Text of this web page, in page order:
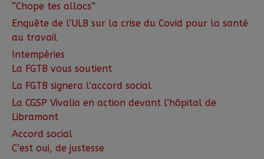
“Chope tes allocs”
Enquête de l’ULB sur la crise du Covid pour la santé
au travail
Intempéries
La FGTB vous soutient
La FGTB signera l’accord social
La CGSP Vivalia en action devant l’hôpital de
Libramont
Accord social
C’est oui, de justesse